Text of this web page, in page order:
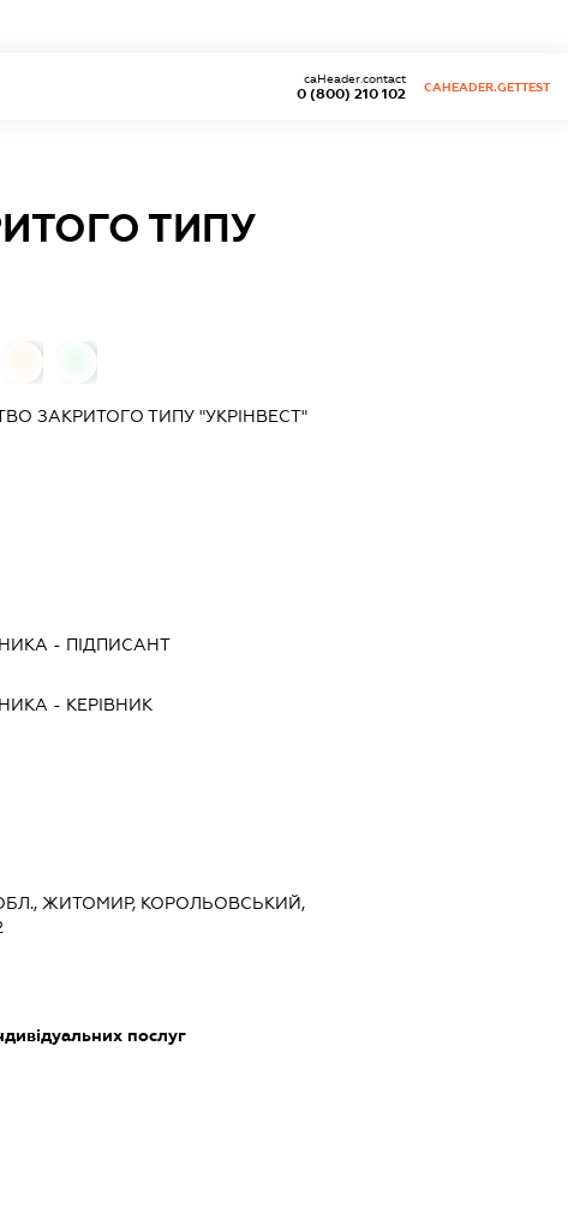
0 (800) 210 102
caHeader.contact
CAHEADER.GETTEST
ТИПУ
ЗАКРИТОГО ТИПУ "УКРІНВЕСТ"
- ПІДПИСАНТ
- КЕРІВНИК
ЖИТОМИР, КОРОЛЬОВСЬКИЙ,
послуг